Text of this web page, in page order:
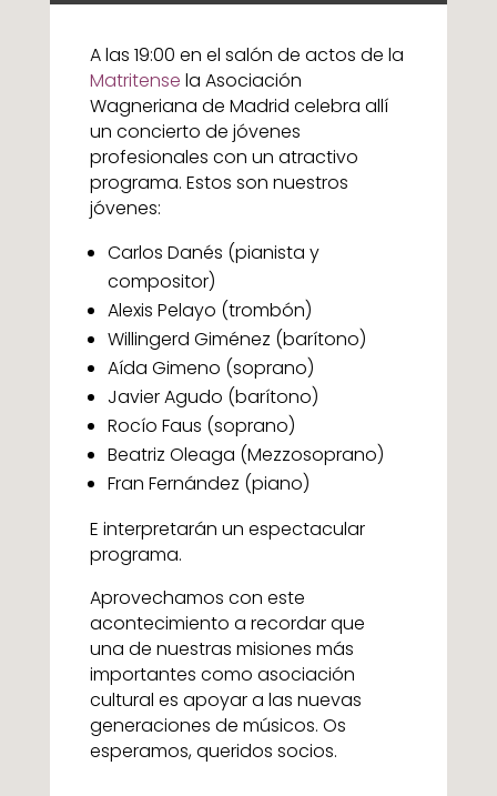
A las 19:00 en el salón de actos de la
Matritense la Asociación
Wagneriana de Madrid celebra allí
un concierto de jóvenes
profesionales con un atractivo
programa. Estos son nuestros
jóvenes:
Carlos Danés (pianista y
compositor)
Alexis Pelayo (trombón)
Willingerd Giménez (barítono)
Aída Gimeno (soprano)
Javier Agudo (barítono)
Rocío Faus (soprano)
Beatriz Oleaga (Mezzosoprano)
Fran Fernández (piano)
E interpretarán un espectacular
programa.
Aprovechamos con este
acontecimiento a recordar que
una de nuestras misiones más
importantes como asociación
cultural es apoyar a las nuevas
generaciones de músicos. Os
esperamos, queridos socios.